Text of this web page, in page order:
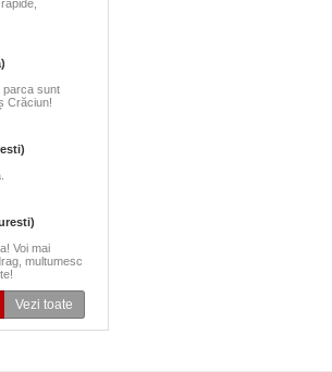
parca sunt
Crăciun!
Voi mai
multumesc
Vezi toate